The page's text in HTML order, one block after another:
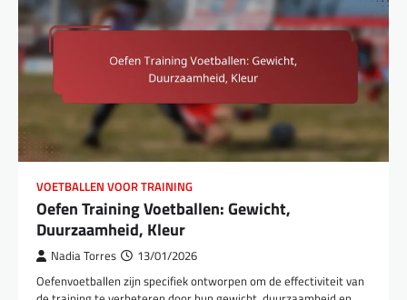
VOETBALLEN VOOR TRAINING
Oefen Training Voetballen: Gewicht,
Duurzaamheid, Kleur
Nadia Torres 13/01/2026
Oefenvoetballen zijn specifiek ontworpen om de effectiviteit van